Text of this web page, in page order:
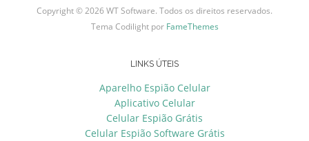
Copyright © 2026 WT Software. Todos os direitos reservados.
Tema Codilight por FameThemes
LINKS ÚTEIS
Aparelho Espião Celular
Aplicativo Celular
Celular Espião Grátis
Celular Espião Software Grátis